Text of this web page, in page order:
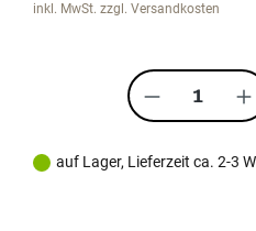
inkl. MwSt. zzgl. Versandkosten
Produkt
auf Lager, Lieferzeit ca. 2-3